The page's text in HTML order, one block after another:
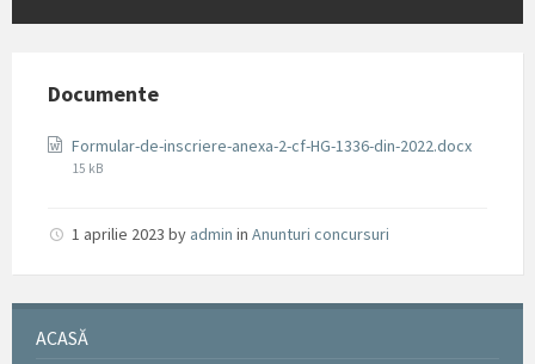
Documente
Formular-de-inscriere-anexa-2-cf-HG-1336-din-2022.docx
15 kB
1 aprilie 2023 by admin in Anunturi concursuri
ACASĂ